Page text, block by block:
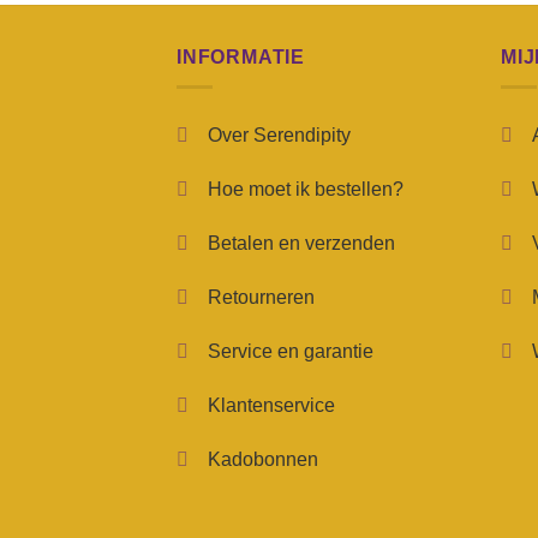
INFORMATIE
Over Serendipity
Hoe moet ik bestellen?
Betalen en verzenden
Retourneren
Service en garantie
Klantenservice
Kadobonnen